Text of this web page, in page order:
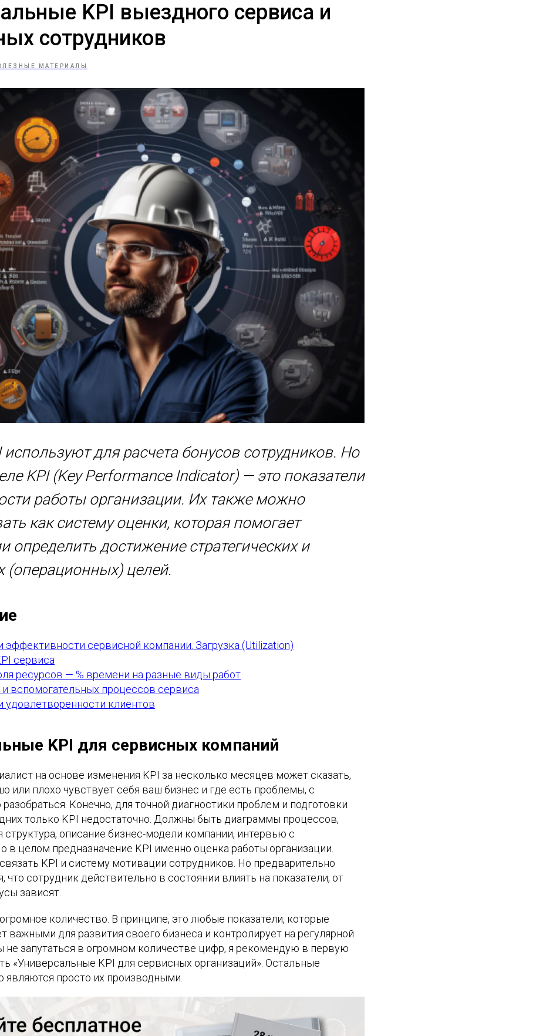
KPI выездного сервиса и
сотрудников
МАТЕРИАЛЫ
для расчета бонусов сотрудников. Но
KPI (Key Performance Indicator) — это показатели
работы организации. Их также можно
как систему оценки, которая помогает
определить достижение стратегических и
(операционных) целей.
эффективности сервисной компании. Загрузка (Utilization)
сервиса
ресурсов — % времени на разные виды работ
и вспомогательных процессов сервиса
удовлетворенности клиентов
KPI для сервисных компаний
на основе изменения KPI за несколько месяцев может сказать,
или плохо чувствует себя ваш бизнес и где есть проблемы, с
Конечно, для точной диагностики проблем и подготовки
только KPI недостаточно. Должны быть диаграммы процессов,
структура, описание бизнес-модели компании, интервью с
в целом предназначение KPI именно оценка работы организации.
KPI и систему мотивации сотрудников. Но предварительно
что сотрудник действительно в состоянии влиять на показатели, от
зависят.
количество. В принципе, это любые показатели, которые
важными для развития своего бизнеса и контролирует на регулярной
не запутаться в огромном количестве цифр, я рекомендую в первую
«Универсальные KPI для сервисных организаций». Остальные
являются просто их производными.